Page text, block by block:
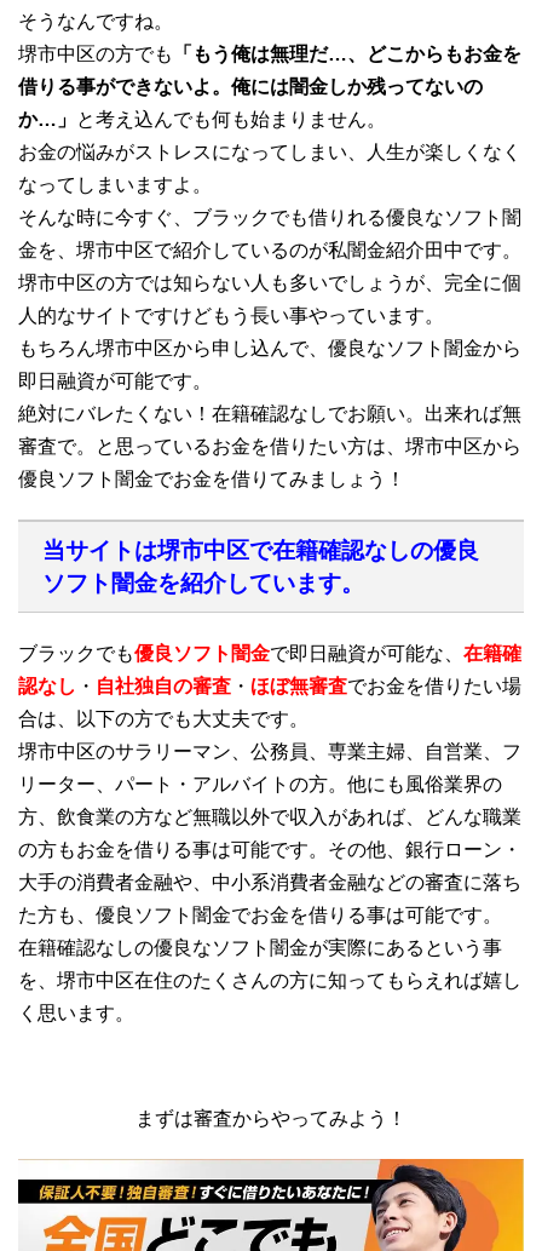
そうなんですね。
堺市中区の方でも
「もう俺は無理だ…、どこからもお金を
借りる事ができないよ。俺には闇金しか残ってないの
か…」 と考え込んでも何も始まりません。
お金の悩みがストレスになってしまい、人生が楽しくなく
なってしまいますよ。
そんな時に今すぐ、ブラックでも借りれる優良なソフト闇
金を、堺市中区で紹介しているのが私闇金紹介田中です。
堺市中区の方では知らない人も多いでしょうが、完全に個
人的なサイトですけどもう長い事やっています。
もちろん堺市中区から申し込んで、優良なソフト闇金から
即日融資が可能です。
絶対にバレたくない！在籍確認なしでお願い。出来れば無
審査で。と思っているお金を借りたい方は、堺市中区から
優良ソフト闇金でお金を借りてみましょう！
当サイトは堺市中区で在籍確認なしの優良
ソフト闇金を紹介しています。
ブラックでも優良ソフト闇金で即日融資が可能な、 在籍確
認なし ・ 自社独自の審査 ・ ほぼ無審査でお金を借りたい場
合は、以下の方でも大丈夫です。
堺市中区のサラリーマン、公務員、専業主婦、自営業、フ
リーター、パート・アルバイトの方。他にも風俗業界の
方、飲食業の方など無職以外で収入があれば、どんな職業
の方もお金を借りる事は可能です。その他、銀行ローン・
大手の消費者金融や、中小系消費者金融などの審査に落ち
た方も、優良ソフト闇金でお金を借りる事は可能です。
在籍確認なしの優良なソフト闇金が実際にあるという事
を、堺市中区在住のたくさんの方に知ってもらえれば嬉し
く思います。
まずは審査からやってみよう！